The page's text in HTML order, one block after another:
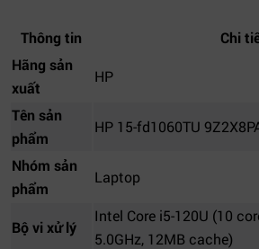
Thông tin
Chi
Hãng sản
xuất
HP
Tên sản
phẩm
HP 15-fd1060TU
Nhóm sản
phẩm
Laptop
Bộ vi xử lý
Intel Core i5-120U (10
5.0GHz, 12MB cache)